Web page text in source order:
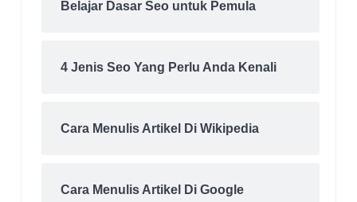
Belajar Dasar Seo untuk Pemula
4 Jenis Seo Yang Perlu Anda Kenali
Cara Menulis Artikel Di Wikipedia
Cara Menulis Artikel Di Google